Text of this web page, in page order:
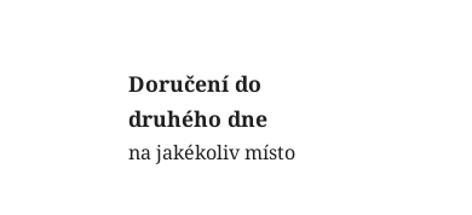
Doručení do
druhého dne
na jakékoliv místo